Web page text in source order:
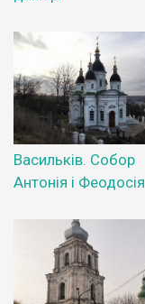
Васильків. Собор
Антонія і Феодосія